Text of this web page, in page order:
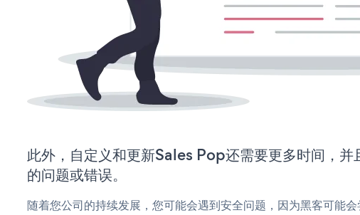
此外，自定义和更新Sales Pop还需要更多时间，并
的问题或错误。
随着您公司的持续发展，您可能会遇到安全问题，因为黑客可能